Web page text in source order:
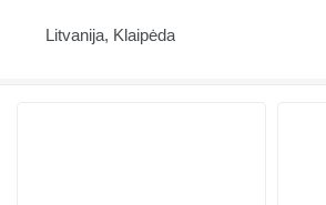
Litvanija, Klaipėda